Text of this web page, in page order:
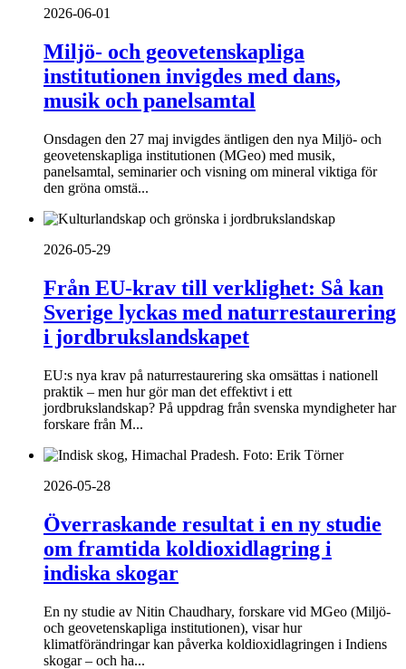
2026-06-01
Miljö- och geovetenskapliga
institutionen invigdes med dans,
musik och panelsamtal
Onsdagen den 27 maj invigdes äntligen den nya Miljö- och
geovetenskapliga institutionen (MGeo) med musik,
panelsamtal, seminarier och visning om mineral viktiga för
den gröna omstä...
2026-05-29
Från EU-krav till verklighet: Så kan
Sverige lyckas med naturrestaurering
i jordbrukslandskapet
EU:s nya krav på naturrestaurering ska omsättas i nationell
praktik – men hur gör man det effektivt i ett
jordbrukslandskap? På uppdrag från svenska myndigheter har
forskare från M...
2026-05-28
Överraskande resultat i en ny studie
om framtida koldioxidlagring i
indiska skogar
En ny studie av Nitin Chaudhary, forskare vid MGeo (Miljö-
och geovetenskapliga institutionen), visar hur
klimatförändringar kan påverka koldioxidlagringen i Indiens
skogar – och ha...